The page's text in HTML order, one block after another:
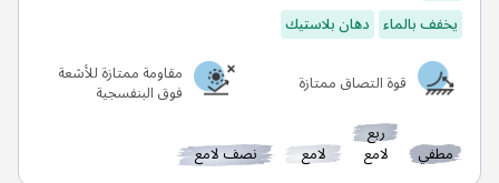
يخفف بالماء دهان بلاستيك
قوة التصاق ممتازة
مقاومة ممتازة للأشعة
فوق البنفسجية
مطفي
ربع
لامع لامع نصف لامع